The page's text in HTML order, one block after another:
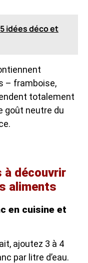
idées déco et
– framboise,
totalement
goût neutre du
à découvrir
aliments
en cuisine et
ajoutez 3 à 4
par litre d’eau.